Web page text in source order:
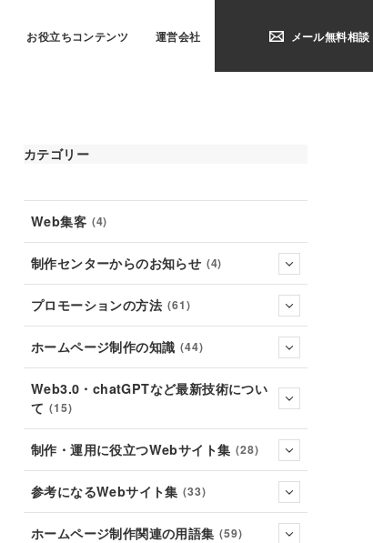
お役立ちコンテンツ 運営会社 メール無料相談
カテゴリー
Web集客 (4)
制作センターからのお知らせ (4)
プロモーションの方法 (61)
ホームページ制作の知識 (44)
Web3.0・chatGPTなど最新技術につい
て (15)
制作・運用に役立つWebサイト集 (28)
参考になるWebサイト集 (33)
ホームページ制作関連の用語集 (59)